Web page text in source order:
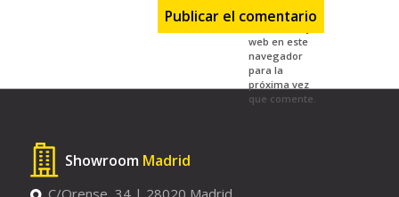
correo
web en este
navegador
para la
próxima vez
que comente.
Showroom Madrid
C/Orense, 34 | 28020 Madrid